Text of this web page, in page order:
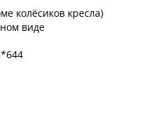
колёсиков кресла)
виде